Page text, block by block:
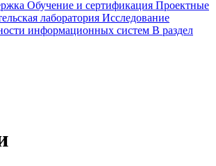
Обучение и сертификация Проектные
лаборатория Исследование
информационных систем В раздел